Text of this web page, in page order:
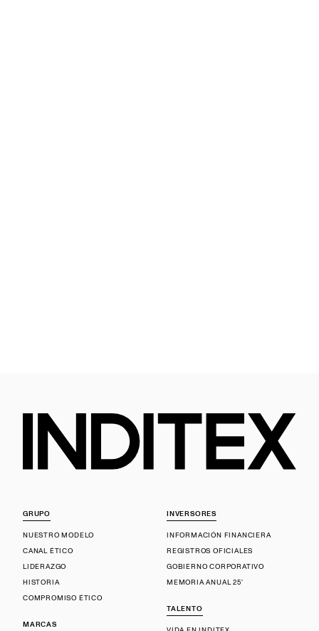
GRUPO
NUESTRO MODELO
CANAL ÉTICO
LIDERAZGO
HISTORIA
COMPROMISO ÉTICO
MARCAS
INVERSORES
INFORMACIÓN FINANCIERA
REGISTROS OFICIALES
GOBIERNO CORPORATIVO
MEMORIA ANUAL 25'
TALENTO